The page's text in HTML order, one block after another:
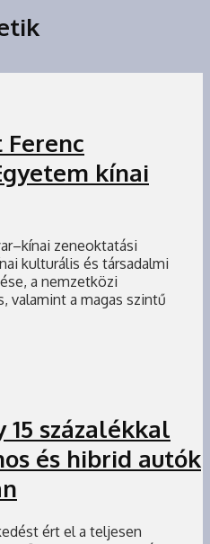
Ferenc
kínai
zeneoktatási
kulturális és társadalmi
a nemzetközi
valamint a magas szintű
százalékkal
és hibrid autók
ért el a teljesen